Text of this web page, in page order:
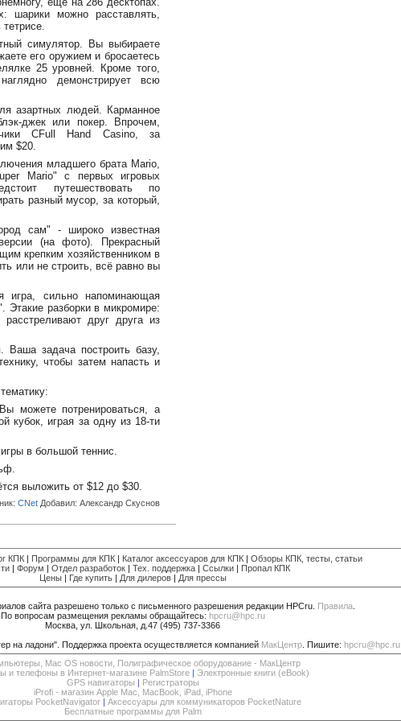
шарики можно расставлять,
симулятор. Вы выбираете
его оружием и бросаетесь
25 уровней. Кроме того,
демонстрирует всю
азартных людей. Карманное
джек или покер. Впрочем,
CFull Hand Casino, за
$20.
младшего брата Mario,
Mario" с первых игровых
путешествовать по
разный мусор, за который,
сам" - широко известная
(на фото). Прекрасный
крепким хозяйственником в
или не строить, всё равно вы
игра, сильно напоминающая
разборки в микромире:
расстреливают друг друга из
Ваша задача построить базу,
чтобы затем напасть и
можете потренироваться, а
кубок, играя за одну из 18-ти
в большой теннис.
выложить от $12 до $30.
CNet Добавил: Александр Скуснов
КПК Программы для КПК Каталог аксессуаров для КПК
Обзоры КПК, тесты, статьи
Форум Отдел разработок Тех. поддержка Ссылки
Пропал КПК
Цены| Где купить| Для дилеров| Для прессы
сайта разрешено только с письменного разрешения редакции HPCru. Правила.
По вопросам размещения рекламы обращайтесь: hpcru@hpc.ru
Москва, ул. Школьная, д.47 (495) 737-3366
на ладони". Поддержка проекта осуществляется компанией МакЦентр. Пишите: hpcru@hpc.ru
Mac OS новости, Полиграфическое оборудование - МакЦентр
и телефоны в Интернет-магазине PalmStore|
Электронные книги (eBook)
GPS навигаторы
Регистраторы
iProfi - магазин Apple Mac, MacBook, iPad, iPhone
PocketNavigator
Аксессуары для коммуникаторов PocketNature
Бесплатные программы для Palm